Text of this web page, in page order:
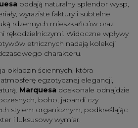
oddają naturalny splendor wysp,
wyraziste faktury i subtelne
rdzennych mieszkańców oraz
rękodzielniczymi. Widoczne wpływy
etnicznych nadają kolekcji
charakteru.
okładzin ściennych, która
egzotycznej elegancji,
Marquesa doskonale odnajdzie
boho, japandi czy
stylem organicznym, podkreślając
i luksusowy wymiar.